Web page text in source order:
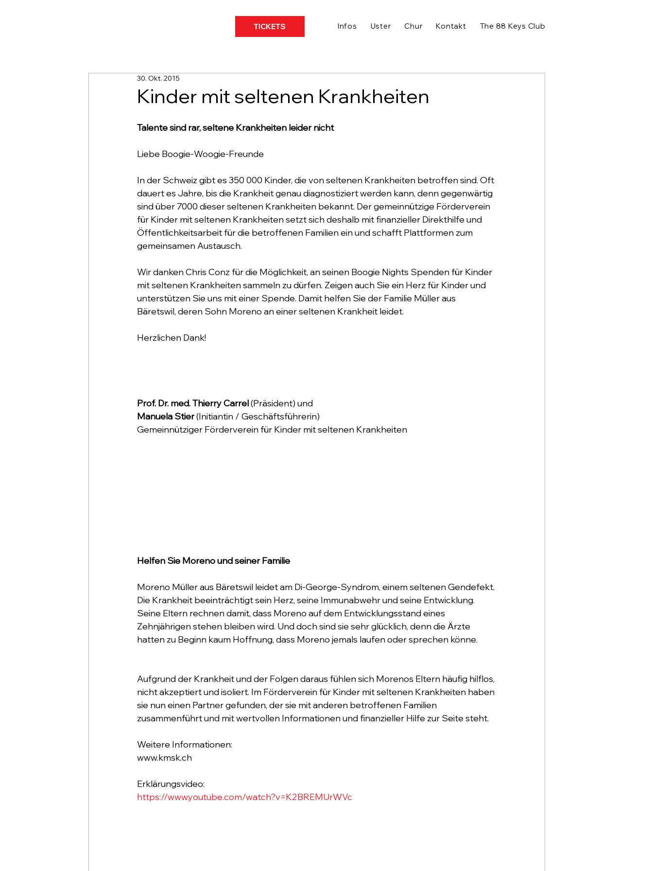
Infos Uster Chur Kontakt The 88 Keys Club
TICKETS
Kinder mit seltenen Krankheiten
30. Okt. 2015
Talente sind rar, seltene Krankheiten leider nicht
Liebe Boogie-Woogie-Freunde
In der Schweiz gibt es 350 000 Kinder, die von seltenen Krankheiten betroffen sind. Oft
dauert es Jahre, bis die Krankheit genau diagnostiziert werden kann, denn gegenwärtig
sind über 7000 dieser seltenen Krankheiten bekannt. Der gemeinnützige Förderverein
für Kinder mit seltenen Krankheiten setzt sich deshalb mit finanzieller Direkthilfe und
Öffentlichkeitsarbeit für die betroffenen Familien ein und schafft Plattformen zum
gemeinsamen Austausch.
Wir danken Chris Conz für die Möglichkeit, an seinen Boogie Nights Spenden für Kinder
mit seltenen Krankheiten sammeln zu dürfen. Zeigen auch Sie ein Herz für Kinder und
unterstützen Sie uns mit einer Spende. Damit helfen Sie der Familie Müller aus
Bäretswil, deren Sohn Moreno an einer seltenen Krankheit leidet.
Herzlichen Dank!
​Prof. Dr. med. Thierry Carrel (Präsident) und
Manuela Stier (Initiantin / Geschäftsführerin)
Gemeinnütziger Förderverein für Kinder mit seltenen Krankheiten
Helfen Sie Moreno und seiner Familie
Moreno Müller aus Bäretswil leidet am Di-George-Syndrom, einem seltenen Gendefekt.
Die Krankheit beeinträchtigt sein Herz, seine Immunabwehr und seine Entwicklung.
Seine Eltern rechnen damit, dass Moreno auf dem Entwicklungsstand eines
Zehnjährigen stehen bleiben wird. Und doch sind sie sehr glücklich, denn die Ärzte
hatten zu Beginn kaum Hoffnung, dass Moreno jemals laufen oder sprechen könne.
Aufgrund der Krankheit und der Folgen daraus fühlen sich Morenos Eltern häufig hilflos,
nicht akzeptiert und isoliert. Im Förderverein für Kinder mit seltenen Krankheiten haben
sie nun einen Partner gefunden, der sie mit anderen betroffenen Familien
zusammenführt und mit wertvollen Informationen und finanzieller Hilfe zur Seite steht.
Weitere Informationen:
www.kmsk.ch
Erklärungsvideo:
https://www.youtube.com/watch?v=K2BREMUrWVc